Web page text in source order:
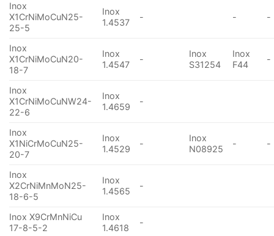
Inox
X1CrNiMoCuN25-
25-5
Inox
1.4537
- - -
Inox
X1CrNiMoCuN20-
18-7
Inox
1.4547
-
Inox
S31254
Inox
F44
-
Inox
X1CrNiMoCuNW24-
22-6
Inox
1.4659
-
Inox
X1NiCrMoCuN25-
20-7
Inox
1.4529
-
Inox
N08925
- -
Inox
X2CrNiMnMoN25-
18-6-5
Inox
1.4565
-
Inox X9CrMnNiCu
17-8-5-2
Inox
1.4618
-